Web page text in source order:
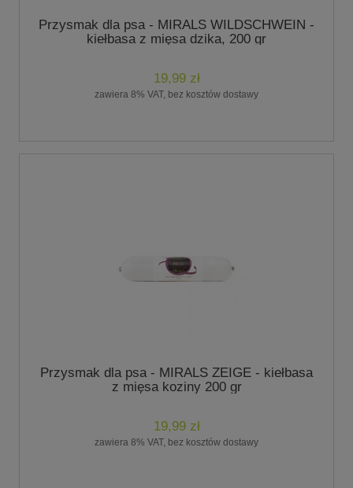
Przysmak dla psa - MIRALS WILDSCHWEIN -
kiełbasa z mięsa dzika, 200 gr
19,99 zł
zawiera 8% VAT, bez kosztów dostawy
Przysmak dla psa - MIRALS ZEIGE - kiełbasa
z mięsa koziny 200 gr
19,99 zł
zawiera 8% VAT, bez kosztów dostawy